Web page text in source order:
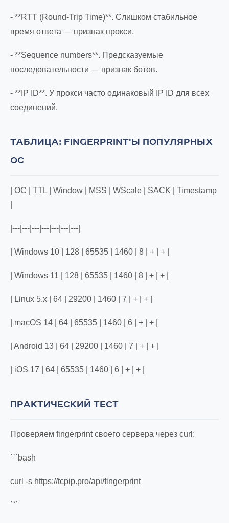
- **RTT (Round-Trip Time)**. Слишком стабильное
время ответа — признак прокси.
- **Sequence numbers**. Предсказуемые
последовательности — признак ботов.
- **IP ID**. У прокси часто одинаковый IP ID для всех
соединений.
ТАБЛИЦА: FINGERPRINT'Ы ПОПУЛЯРНЫХ
ОС
| ОС | TTL | Window | MSS | WScale | SACK | Timestamp
|---|---|---|---|---|---|---|
| Windows 10 | 128 | 65535 | 1460 | 8 | + | + |
| Windows 11 | 128 | 65535 | 1460 | 8 | + | + |
| Linux 5.x | 64 | 29200 | 1460 | 7 | + | + |
| macOS 14 | 64 | 65535 | 1460 | 6 | + | + |
| Android 13 | 64 | 29200 | 1460 | 7 | + | + |
| iOS 17 | 64 | 65535 | 1460 | 6 | + | + |
ПРАКТИЧЕСКИЙ ТЕСТ
Проверяем fingerprint своего сервера через curl:
```bash
curl -s https://tcpip.pro/api/fingerprint
```